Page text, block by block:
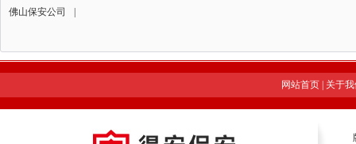
佛山保安公司
网站首页| 关于我